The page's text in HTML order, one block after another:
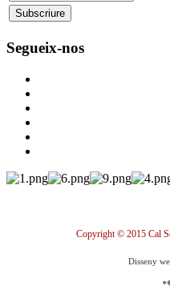
Segueix-nos
Copyright © 2015 Cal
Disseny